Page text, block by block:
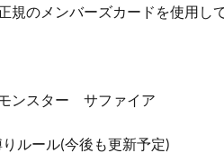
規のメンバーズカードを使用し
ンスター サファイア
りルール(今後も更新予定)